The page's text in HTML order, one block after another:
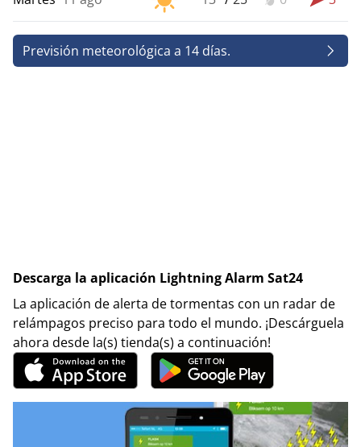
Previsión meteorológica a 14 días.
Descarga la aplicación Lightning Alarm Sat24
La aplicación de alerta de tormentas con un radar de
relámpagos preciso para todo el mundo. ¡Descárguela
ahora desde la(s) tienda(s) a continuación!